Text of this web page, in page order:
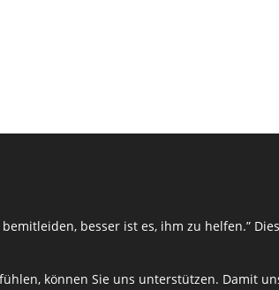
besser ist es, ihm zu helfen.”
können Sie uns unterstützen. Damit